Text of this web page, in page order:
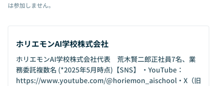
は参加しません。
ホリエモンAI学校株式会社
ホリエモンAI学校株式会社代表 荒木賢二郎正社員7名、業
務委託複数名 (*2025年5月時点)【SNS】 ・YouTube：
https://www.youtube.com/@horiemon_aischool・X（旧